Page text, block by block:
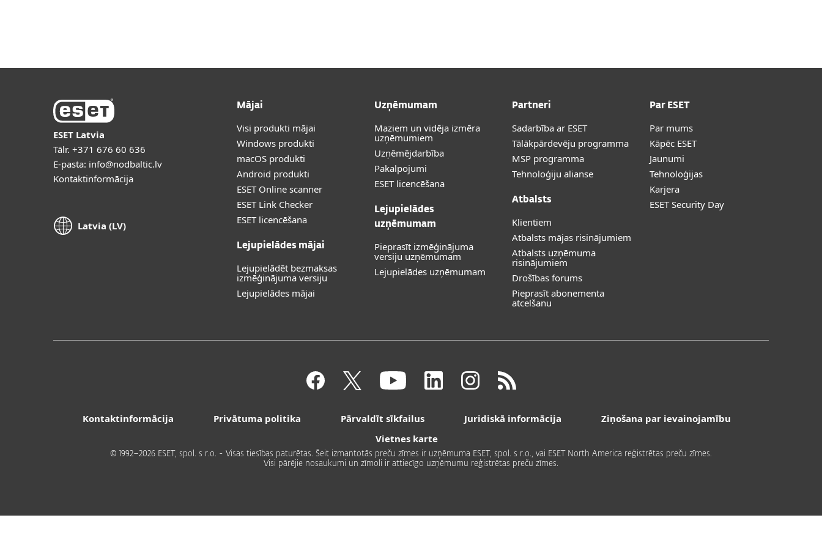
Klientu zona
Biznesa pārdošana
ESET Latvia
Tālr. +371 676 60 636
E-pasta: info@nodbaltic.lv
Kontaktinformācija
Latvia (LV)
Mājai
Visi produkti mājai
Windows produkti
macOS produkti
Android produkti
ESET Online scanner
ESET Link Checker
ESET licencēšana
Lejupielādes mājai
Lejupielādēt bezmaksas
izmēģinājuma versiju
Lejupielādes mājai
Uzņēmumam
Maziem un vidēja izmēra
uzņēmumiem
Uzņēmējdarbība
Pakalpojumi
ESET licencēšana
Lejupielādes
uzņēmumam
Pieprasīt izmēģinājuma
versiju uzņēmumam
Lejupielādes uzņēmumam
Partneri
Sadarbība ar ESET
Tālākpārdevēju programma
MSP programma
Tehnoloģiju alianse
Atbalsts
Klientiem
Atbalsts mājas risinājumiem
Atbalsts uzņēmuma
risinājumiem
Drošības forums
Pieprasīt abonementa
atcelšanu
Par ESET
Par mums
Kāpēc ESET
Jaunumi
Tehnoloģijas
Karjera
ESET Security Day
Kontaktinformācija Privātuma politika Pārvaldīt sīkfailus Juridiskā informācija
Ziņošana par ievainojamību
Vietnes karte
© 1992–2026 ESET, spol. s r.o. - Visas tiesības paturētas. Šeit izmantotās preču zīmes ir uzņēmuma ESET, spol. s r.o., vai ESET North America reģistrētas preču zīmes.
Visi pārējie nosaukumi un zīmoli ir attiecīgo uzņēmumu reģistrētas preču zīmes.